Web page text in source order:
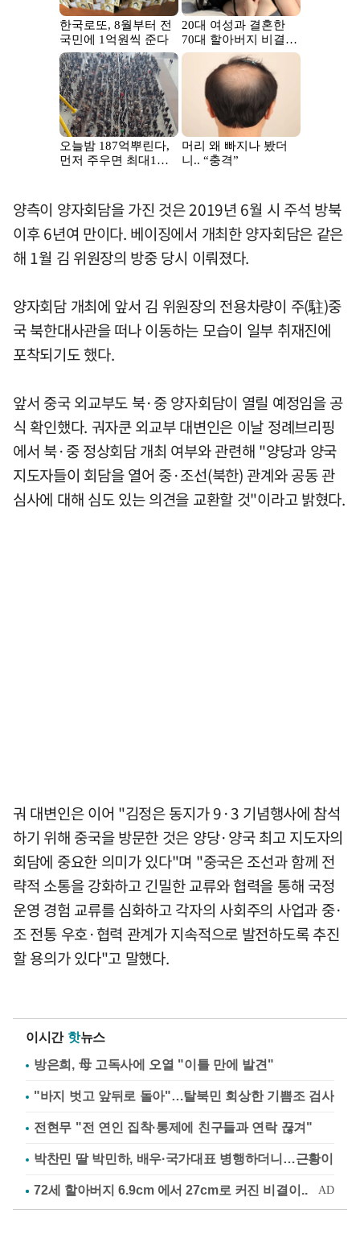
양측이 양자회담을 가진 것은 2019년 6월 시 주석 방북
이후 6년여 만이다. 베이징에서 개최한 양자회담은 같은
해 1월 김 위원장의 방중 당시 이뤄졌다.
양자회담 개최에 앞서 김 위원장의 전용차량이 주(駐)중
국 북한대사관을 떠나 이동하는 모습이 일부 취재진에
포착되기도 했다.
앞서 중국 외교부도 북·중 양자회담이 열릴 예정임을 공
식 확인했다. 궈자쿤 외교부 대변인은 이날 정례브리핑
에서 북·중 정상회담 개최 여부와 관련해 "양당과 양국
지도자들이 회담을 열어 중·조선(북한) 관계와 공동 관
심사에 대해 심도 있는 의견을 교환할 것"이라고 밝혔다.
궈 대변인은 이어 "김정은 동지가 9·3 기념행사에 참석
하기 위해 중국을 방문한 것은 양당·양국 최고 지도자의
회담에 중요한 의미가 있다"며 "중국은 조선과 함께 전
략적 소통을 강화하고 긴밀한 교류와 협력을 통해 국정
운영 경험 교류를 심화하고 각자의 사회주의 사업과 중·
조 전통 우호·협력 관계가 지속적으로 발전하도록 추진
할 용의가 있다"고 말했다.
이시간 핫뉴스
방은희, 母 고독사에 오열 "이틀 만에 발견"
"바지 벗고 앞뒤로 돌아"…탈북민 회상한 기쁨조 검사
전현무 "전 연인 집착·통제에 친구들과 연락 끊겨"
박찬민 딸 박민하, 배우·국가대표 병행하더니…근황이